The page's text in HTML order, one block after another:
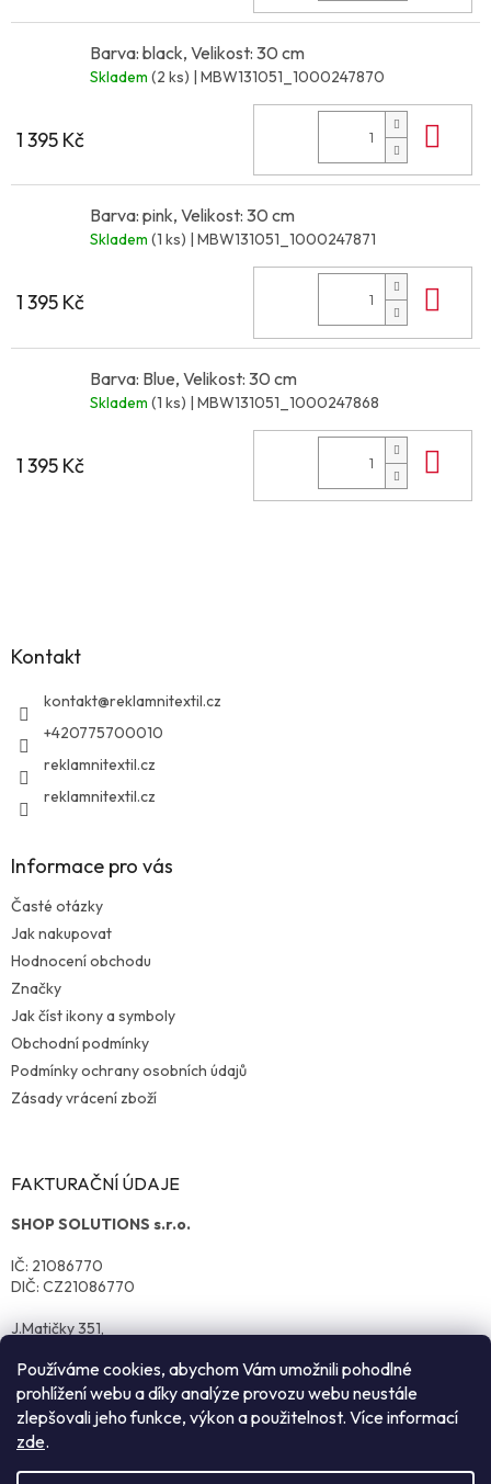
Používáme cookies, abychom Vám umožnili pohodlné
prohlížení webu a díky analýze provozu webu neustále
zlepšovali jeho funkce, výkon a použitelnost. Více informací
zde.
Barva: black, Velikost: 30 cm
Skladem (2 ks) | MBW131051_1000247870
1 395 Kč
Barva: pink, Velikost: 30 cm
Skladem (1 ks) | MBW131051_1000247871
1 395 Kč
Barva: Blue, Velikost: 30 cm
Skladem (1 ks) | MBW131051_1000247868
1 395 Kč
Kontakt
kontakt@reklamnitextil.cz
+420775700010
reklamnitextil.cz
reklamnitextil.cz
Informace pro vás
Časté otázky
Jak nakupovat
Hodnocení obchodu
Značky
Jak číst ikony a symboly
Obchodní podmínky
Podmínky ochrany osobních údajů
Zásady vrácení zboží
FAKTURAČNÍ ÚDAJE
SHOP SOLUTIONS s.r.o.
IČ: 21086770
DIČ: CZ21086770
J.Matičky 351,